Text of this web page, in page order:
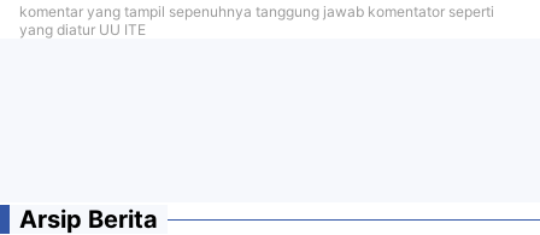
komentar yang tampil sepenuhnya tanggung jawab komentator seperti
yang diatur UU ITE
Arsip Berita